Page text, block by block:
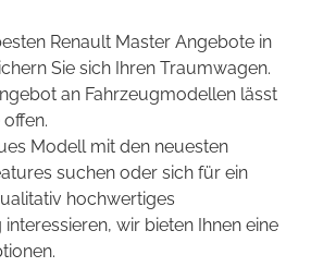
Renault Master Angebote in
Sie sich Ihren Traumwagen.
an Fahrzeugmodellen lässt
Modell mit den neuesten
suchen oder sich für ein
hochwertiges
wir bieten Ihnen eine